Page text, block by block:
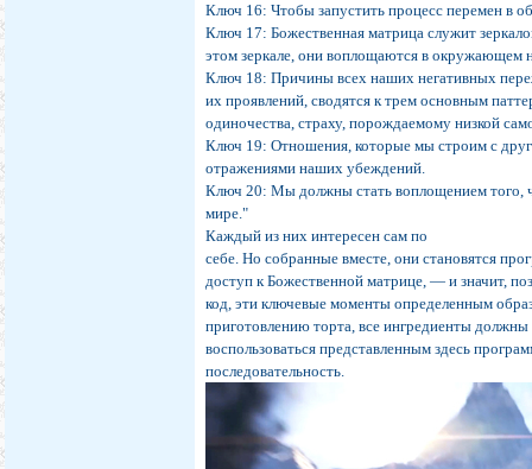
Ключ 16: Чтобы запустить процесс перемен в
Ключ 17: Божественная матрица служит
этом зеркале, они воплощаются в окружающем
Ключ 18: Причины всех наших негативных
их проявлений, сводятся к трем основным
одиночества, страху, порождаемому низкой
Ключ 19: Отношения, которые мы строим с
отражениями наших убеждений.
Ключ 20: Мы должны стать воплощением того,
мире."
Каждый из них интересен сам по
себе. Но собранные вместе, они становятся
доступ к Божественной матрице, — и значит,
код, эти ключевые моменты определенным
приготовлению торта, все ингредиенты
воспользоваться представленным здесь
последовательность.